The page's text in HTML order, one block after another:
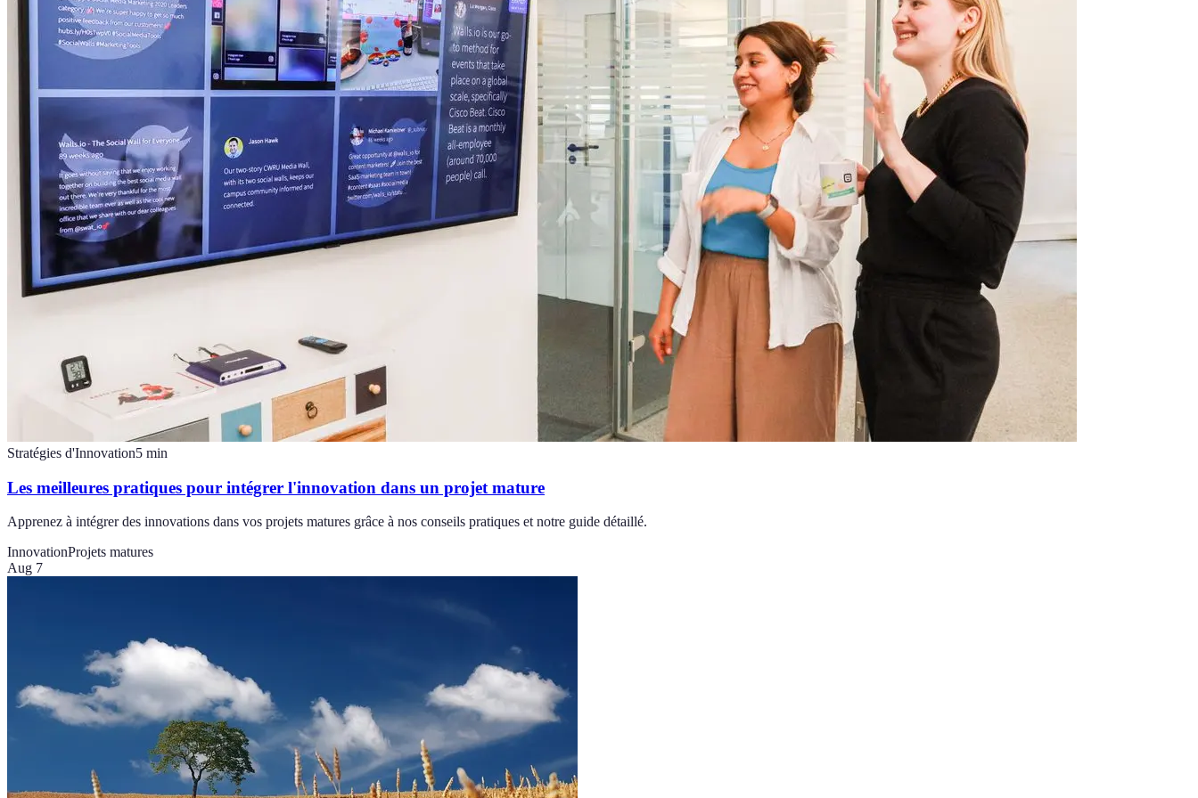
Stratégies d'Innovation5 min
Les meilleures pratiques pour intégrer l'innovation dans un projet mature
Apprenez à intégrer des innovations dans vos projets matures grâce à nos conseils pratiques et notre guide détaillé.
InnovationProjets matures
Aug 7